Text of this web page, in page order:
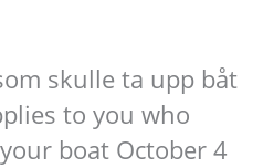
skulle ta upp båt
to you who
boat October 4